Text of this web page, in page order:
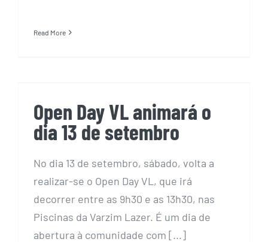
Read More
Open Day VL animará o
dia 13 de setembro
No dia 13 de setembro, sábado, volta a
realizar-se o Open Day VL, que irá
decorrer entre as 9h30 e as 13h30, nas
Piscinas da Varzim Lazer. É um dia de
abertura à comunidade com [...]